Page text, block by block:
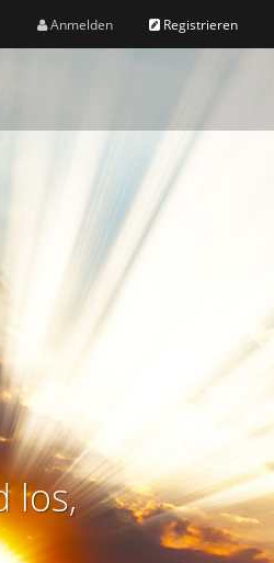
Anmelden Registrieren
los,